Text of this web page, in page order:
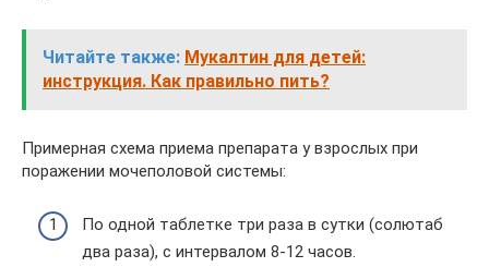
Читайте также: Мукалтин для детей:
инструкция. Как правильно пить?
Примерная схема приема препарата у взрослых при
поражении мочеполовой системы:
По одной таблетке три раза в сутки (солютаб
два раза), с интервалом 8-12 часов.